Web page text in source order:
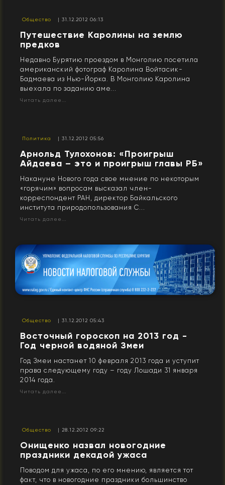
Общество | 31.12.2012 06:13
Путешествие Каролины на землю
предков
Недавно Бурятию проездом в Монголию посетила
американский фотограф Каролина Войтасик-
Бадмаева из Нью-Йорка. В Монголию Каролина
выехала по заданию аме...
Читать далее...
Политика | 31.12.2012 05:56
Арнольд Тулохонов: «Проигрыш
Айдаева – это и проигрыш главы РБ»
Накануне Нового года свое мнение по некоторым
«горячим» вопросам высказал член-
корреспондент РАН, директор Байкальского
института природопользования С...
Читать далее...
Общество | 31.12.2012 05:43
Восточный гороскоп на 2013 год -
Год черной водяной Змеи
Год Змеи настанет 10 февраля 2013 года и уступит
права следующему году – году Лошади 31 января
2014 года.
Читать далее...
Общество | 28.12.2012 09:22
Онищенко назвал новогодние
праздники декадой ужаса
Поводом для ужаса, по его мнению, является тот
факт, что в новогодние праздники большинство